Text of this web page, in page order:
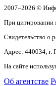
2007–2026 ©
При цитировании
Свидетельство о
Адрес: 440034, г.
На сайте
Об агентстве